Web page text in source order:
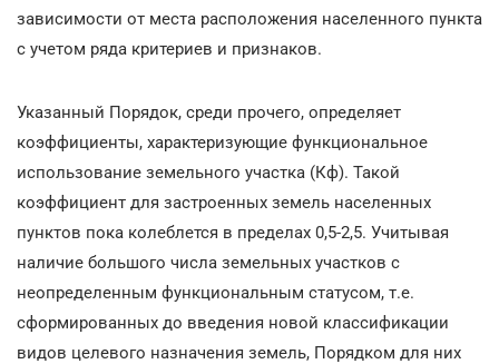
зависимости от места расположения населенного пункта
с учетом ряда критериев и признаков.
Указанный Порядок, среди прочего, определяет
коэффициенты, характеризующие функциональное
использование земельного участка (Кф). Такой
коэффициент для застроенных земель населенных
пунктов пока колеблется в пределах 0,5-2,5. Учитывая
наличие большого числа земельных участков с
неопределенным функциональным статусом, т.е.
сформированных до введения новой классификации
видов целевого назначения земель, Порядком для них